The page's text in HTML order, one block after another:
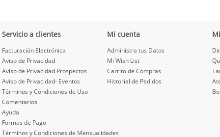
Servicio a clientes
Facturación Electrónica
Aviso de Privacidad
Aviso de Privacidad Prospectos
Aviso de Privacidad- Eventos
Términos y Condiciones de Uso
Comentarios
Ayuda
Formas de Pago
Términos y Condiciones de Mensualidades
Mi cuenta
Administra tus Datos
Mi Wish List
Carrito de Compras
Historial de Pedidos